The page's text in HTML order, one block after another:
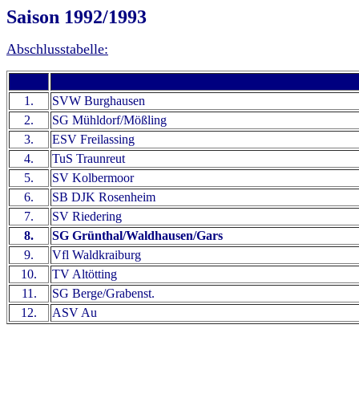
Saison 1992/1993
Abschlusstabelle:
1.
SVW Burghausen
2.
SG Mühldorf/Mößling
3.
ESV Freilassing
4.
TuS Traunreut
5.
SV Kolbermoor
6.
SB DJK Rosenheim
7.
SV Riedering
8.
SG Grünthal/Waldhausen/Gars
9.
Vfl Waldkraiburg
10.
TV Altötting
11.
SG Berge/Grabenst.
12.
ASV Au